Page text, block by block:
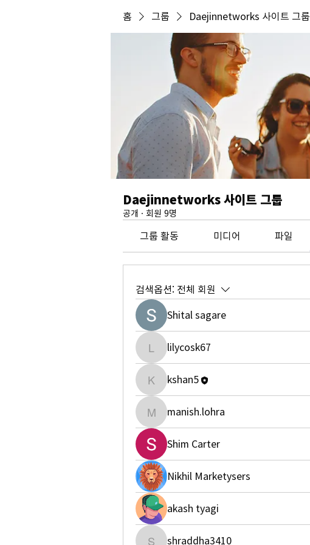
홈 그룹 Daejinnetworks 사이트 그룹
Daejinnetworks 사이트 그룹
공개 · 회원 9명
그룹 활동 미디어 파일
검색옵션: 전체 회원
Shital sagare
lilycosk67
lilycosk67
kshan5
kshan5
manish.lohra
manish.lohra
Shim Carter
Nikhil Marketysers
akash tyagi
shraddha3410